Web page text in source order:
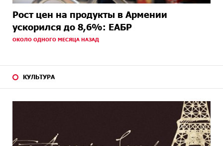
Рост цен на продукты в Армении
ускорился до 8,6%: ЕАБР
ОКОЛО ОДНОГО МЕСЯЦА НАЗАД
КУЛЬТУРА